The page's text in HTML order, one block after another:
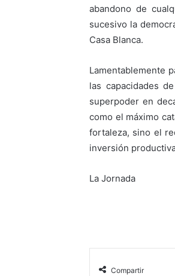
abandono de
sucesivo la
Casa Blanca.
Lamentablemente
las capacidades
superpoder en
como el máximo
fortaleza, sino el
inversión
La Jornada
Compartir